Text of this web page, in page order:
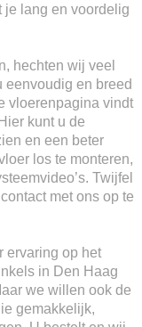
je lang en voordelig
hechten wij veel
eenvoudig en breed
vloerenpagina vindt
kunt u de
en een beter
los te monteren,
Twijfel
met ons op te
ervaring op het
in Den Haag
we willen ook de
gemakkelijk,